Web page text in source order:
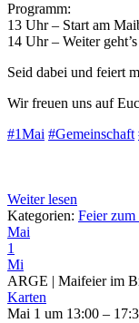
Programm:
13 Uhr – Start am
14 Uhr – Weiter
Seid dabei und feiert
Wir freuen uns auf
#1Mai #Gemeinschaft
Weiter lesen
Kategorien: Feier
Mai
1
Mi
ARGE | Maifeier im
Karten
Mai 1 um 13:00 –